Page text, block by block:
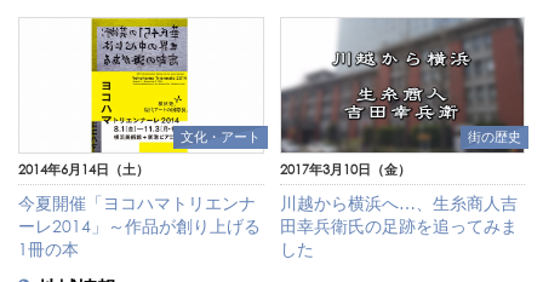
文化・アート
2014年6月14日（土）
今夏開催「ヨコハマトリエンナ
ーレ2014」～作品が創り上げる
1冊の本
街の歴史
2017年3月10日（金）
川越から横浜へ…、生糸商人吉
田幸兵衛氏の足跡を追ってみま
した